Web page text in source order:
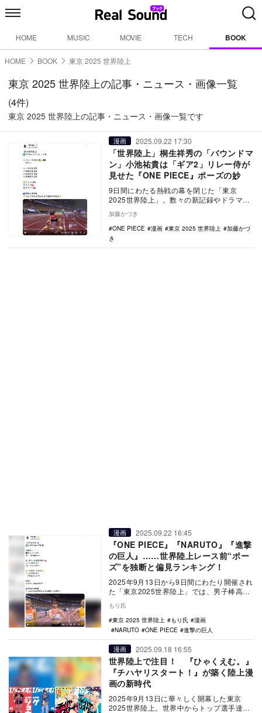
HOME MUSIC MOVIE TECH BOOK
HOME BOOK 東京 2025 世界陸上
東京 2025 世界陸上の記事・ニュース・画像一覧
(4件)
東京 2025 世界陸上の記事・ニュース・画像一覧です
漫画 2025.09.22 17:30
「世界陸上」桐生祥秀の「バウンドマ
ン」小池祐貴は「ギア2」リレー侍が
見せた『ONE PIECE』ポーズの妙
9日間にわたる熱戦の幕を閉じた「東京
2025世界陸上」。数々の新記録やドラマが
生まれたこの大会の最終日に実施された男
子4×100…
加藤かづき
ONE PIECE
漫画 東京 2025 世界陸上
加藤かづ
き
漫画 2025.09.22 16:45
『ONE PIECE』『NARUTO』『進撃
の巨人』……世界陸上レース前“ポー
ズ”を独断と偏見ランキング！
2025年9月13日から9日間にわたり開催され
た「東京2025世界陸上」では、男子棒高跳
が…
もり氏
東京 2025 世界陸上
もり氏
漫画
NARUTO
ONE PIECE 進撃の巨人
漫画 2025.09.18 16:55
世界陸上で注目！ 『ひゃくえむ。』
『チハヤリスタート！』が築く陸上漫
画の新時代
2025年9月13日に華々しく開幕した東京
2025世界陸上。世界中からトップ選手達が